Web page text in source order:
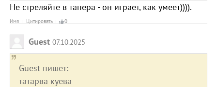
Не стреляйте в тапера - он играет, как умеет)))).
Имя Цитировать 0
Guest 07.10.2025
Guest пишет:
татарва куева